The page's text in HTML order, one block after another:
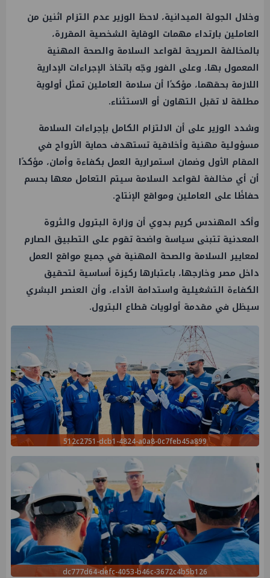
وخلال الجولة الميدانية، لاحظ الوزير عدم التزام اثنين من
العاملين بارتداء مهمات الوقاية الشخصية المقررة،
بالمخالفة الصريحة لقواعد السلامة والصحة المهنية
المعمول بها، وعلى الفور وجّه باتخاذ الإجراءات الإدارية
اللازمة بحقهما، مؤكدًا أن سلامة العاملين تمثل أولوية
مطلقة لا تقبل التهاون أو الاستثناء.
وشدد الوزير على أن الالتزام الكامل بإجراءات السلامة
مسؤولية مهنية وأخلاقية تستهدف حماية الأرواح في
المقام الأول وضمان استمرارية العمل بكفاءة وأمان، مؤكدًا
أن أي مخالفة لقواعد السلامة سيتم التعامل معها بحسم
حفاظًا على العاملين ومواقع الإنتاج.
وأكد المهندس كريم بدوي أن وزارة البترول والثروة
المعدنية تتبنى سياسة واضحة تقوم على التطبيق الصارم
لمعايير السلامة والصحة المهنية في جميع مواقع العمل
داخل مصر وخارجها، باعتبارها ركيزة أساسية لتحقيق
الكفاءة التشغيلية واستدامة الأداء، وأن العنصر البشري
سيظل في مقدمة أولويات قطاع البترول.
512c2751-dcb1-4824-a0a8-0c7feb45a899
dc777d64-defc-4053-b46c-3672c4b5b126